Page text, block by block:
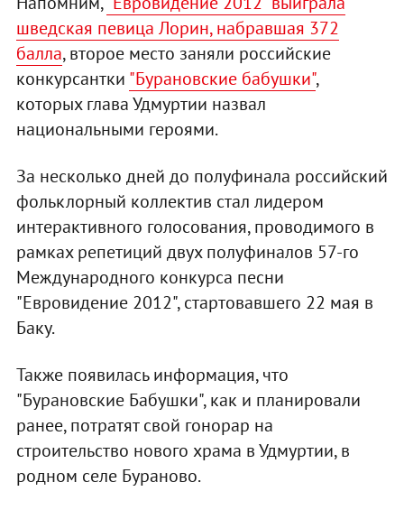
шведская певица Лорин, набравшая 372
балла, второе место заняли российские
конкурсантки "Бурановские бабушки",
которых глава Удмуртии назвал
национальными героями.
За несколько дней до полуфинала российский
фольклорный коллектив стал лидером
интерактивного голосования, проводимого в
рамках репетиций двух полуфиналов 57-го
Международного конкурса песни
"Евровидение 2012", стартовавшего 22 мая в
Баку.
Также появилась информация, что
"Бурановские Бабушки", как и планировали
ранее, потратят свой гонорар на
строительство нового храма в Удмуртии, в
родном селе Бураново.